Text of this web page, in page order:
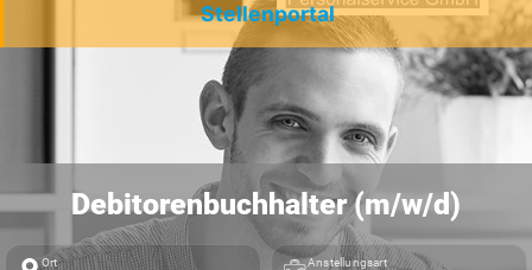
Stellenportal
Debitorenbuchhalter (m/w/d)
Ort Anstellungsart